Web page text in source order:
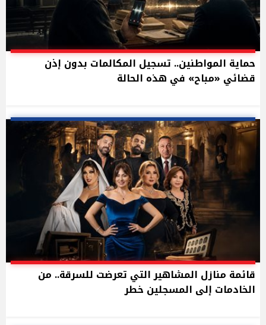
حماية المواطنين.. تسجيل المكالمات بدون إذن
قضائي «مباح» في هذه الحالة
قائمة منازل المشاهير التي تعرضت للسرقة.. من
الخادمات إلى المسجلين خطر